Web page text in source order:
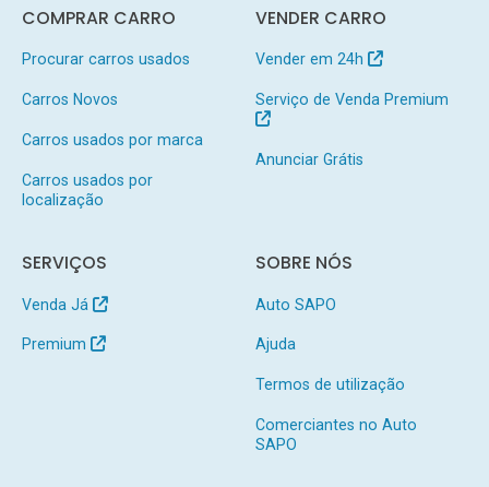
COMPRAR CARRO
Procurar carros usados
Carros Novos
Carros usados por marca
Carros usados por
localização
VENDER CARRO
Vender em 24h
Serviço de Venda Premium
Anunciar Grátis
SERVIÇOS
Venda Já
Premium
SOBRE NÓS
Auto SAPO
Ajuda
Termos de utilização
Comerciantes no Auto
SAPO